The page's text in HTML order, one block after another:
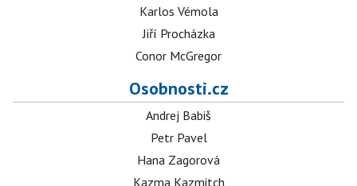
Karlos Vémola
Jiří Procházka
Conor McGregor
Osobnosti.cz
Andrej Babiš
Petr Pavel
Hana Zagorová
Kazma Kazmitch